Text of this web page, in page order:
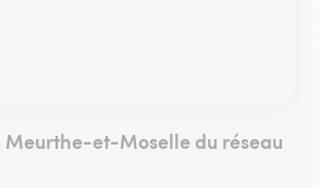
Meurthe-et-Moselle du réseau